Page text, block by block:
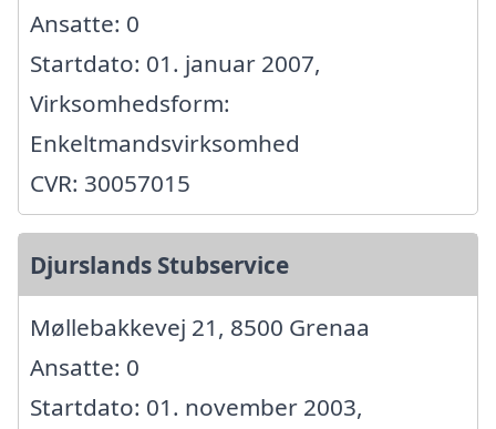
Ansatte: 0
Startdato: 01. januar 2007,
Virksomhedsform:
Enkeltmandsvirksomhed
CVR: 30057015
Djurslands Stubservice
Møllebakkevej 21, 8500 Grenaa
Ansatte: 0
Startdato: 01. november 2003,